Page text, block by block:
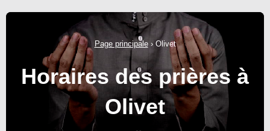
Page principale› Olivet
Horaires des prières à
Olivet